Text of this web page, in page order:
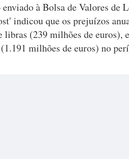
à Bolsa de Valores de
indicou que os prejuízos
libras (239 milhões de euros),
milhões de euros) no